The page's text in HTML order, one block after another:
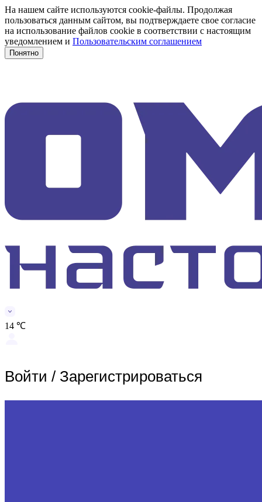
На нашем сайте используются cookie-файлы. Продолжая
пользоваться данным сайтом, вы подтверждаете свое согласие
на использование файлов cookie в соответствии с настоящим
уведомлением и Пользовательским соглашением
Понятно
14 ℃
Войти / Зарегистрироваться